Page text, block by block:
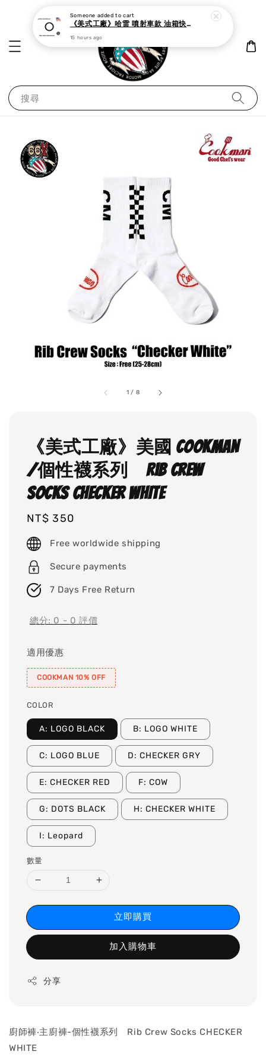
搜尋
1 / 8
《美式工廠》美國 COOKMAN
/個性襪系列 Rib Crew
Socks CHECKER WHITE
Regular
price
NT$ 350
Free worldwide shipping
Secure payments
7 Days Free Return
總分: 0 - 0 評價
適用優惠
COOKMAN 10% OFF
COLOR
A: LOGO BLACK B: LOGO WHITE
C: LOGO BLUE D: CHECKER GRY
E: CHECKER RED F: COW
G: DOTS BLACK H: CHECKER WHITE
I: Leopard
數量
立即購買
加入購物車
分享
廚師褲‧主廚褲-個性襪系列 Rib Crew Socks CHECKER
WHITE
Someone added to cart
《美式工廠》哈雷 噴射車款 油箱快速接頭 母 o型環
15 hours ago